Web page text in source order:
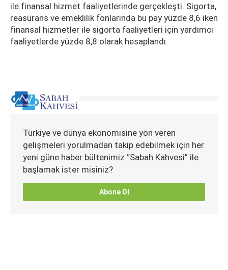
ile finansal hizmet faaliyetlerinde gerçekleşti. Sigorta,
reasürans ve emeklilik fonlarında bu pay yüzde 8,6 iken
finansal hizmetler ile sigorta faaliyetleri için yardımcı
faaliyetlerde yüzde 8,8 olarak hesaplandı.
Türkiye ve dünya ekonomisine yön veren
gelişmeleri yorulmadan takip edebilmek için her
yeni güne haber bültenimiz “Sabah Kahvesi” ile
başlamak ister misiniz?
Abone Ol